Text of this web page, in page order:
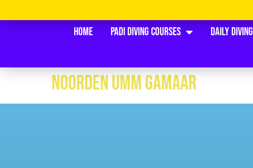
Home PADI Diving Courses Daily Diving
NOORDEN UMM GAMAAR